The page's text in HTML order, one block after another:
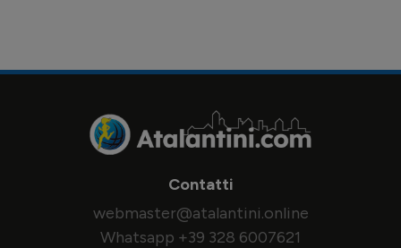
Contatti
webmaster@atalantini.online
Whatsapp +39 328 6007621